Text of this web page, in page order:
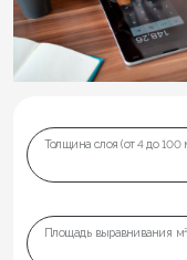
Толщина слоя (от 4 до 100
Площадь выравнивания м²